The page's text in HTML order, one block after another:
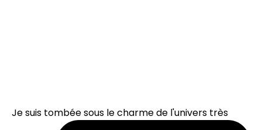
Je suis tombée sous le charme de l'univers très